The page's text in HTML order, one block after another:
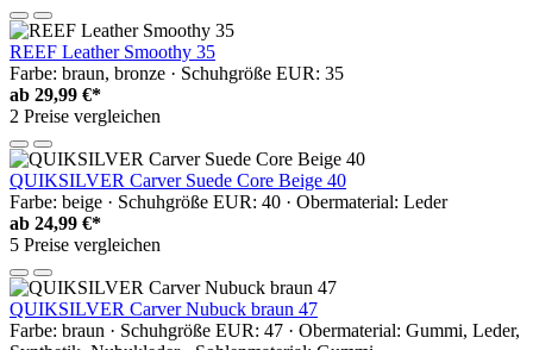
REEF Leather Smoothy 35
Farbe: braun, bronze · Schuhgröße EUR: 35
ab 29,99 €*
2 Preise vergleichen
QUIKSILVER Carver Suede Core Beige 40
Farbe: beige · Schuhgröße EUR: 40 · Obermaterial: Leder
ab 24,99 €*
5 Preise vergleichen
QUIKSILVER Carver Nubuck braun 47
Farbe: braun · Schuhgröße EUR: 47 · Obermaterial: Gummi, Leder,